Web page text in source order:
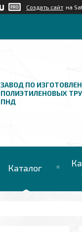
Создать сайт на
ЗАВОД ПО
ПОЛИЭТИЛЕНОВЫХ
ПНД
Каталог